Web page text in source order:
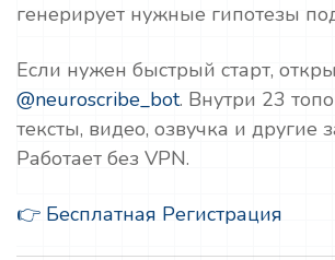
генерирует нужные гипотезы
Если нужен быстрый старт,
@neuroscribe_bot. Внутри 23
тексты, видео, озвучка и другие
Работает без VPN.
👉 Бесплатная Регистрация